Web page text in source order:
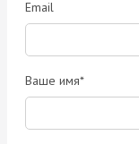
Email
Ваше имя*